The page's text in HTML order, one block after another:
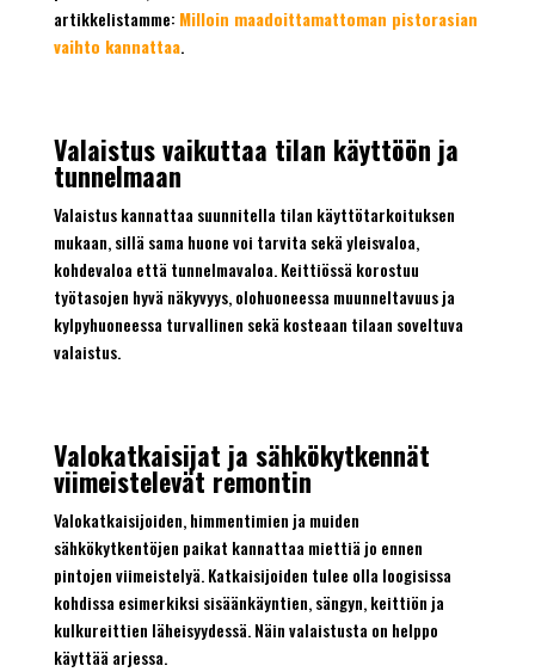
artikkelistamme: Milloin maadoittamattoman pistorasian
vaihto kannattaa.
Valaistus vaikuttaa tilan käyttöön ja
tunnelmaan
Valaistus kannattaa suunnitella tilan käyttötarkoituksen
mukaan, sillä sama huone voi tarvita sekä yleisvaloa,
kohdevaloa että tunnelmavaloa. Keittiössä korostuu
työtasojen hyvä näkyvyys, olohuoneessa muunneltavuus ja
kylpyhuoneessa turvallinen sekä kosteaan tilaan soveltuva
valaistus.
Valokatkaisijat ja sähkökytkennät
viimeistelevät remontin
Valokatkaisijoiden, himmentimien ja muiden
sähkökytkentöjen paikat kannattaa miettiä jo ennen
pintojen viimeistelyä. Katkaisijoiden tulee olla loogisissa
kohdissa esimerkiksi sisäänkäyntien, sängyn, keittiön ja
kulkureittien läheisyydessä. Näin valaistusta on helppo
käyttää arjessa.